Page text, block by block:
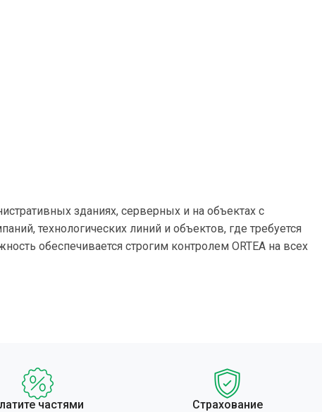
зданиях, серверных и на объектах с
технологических линий и объектов, где требуется
обеспечивается строгим контролем ORTEA на всех
частями Страхование